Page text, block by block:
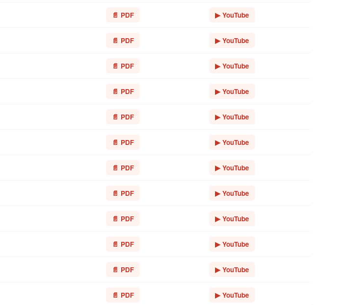
📄 PDF ▶ YouTube
📄 PDF ▶ YouTube
📄 PDF ▶ YouTube
📄 PDF ▶ YouTube
📄 PDF ▶ YouTube
📄 PDF ▶ YouTube
📄 PDF ▶ YouTube
📄 PDF ▶ YouTube
📄 PDF ▶ YouTube
📄 PDF ▶ YouTube
📄 PDF ▶ YouTube
📄 PDF ▶ YouTube